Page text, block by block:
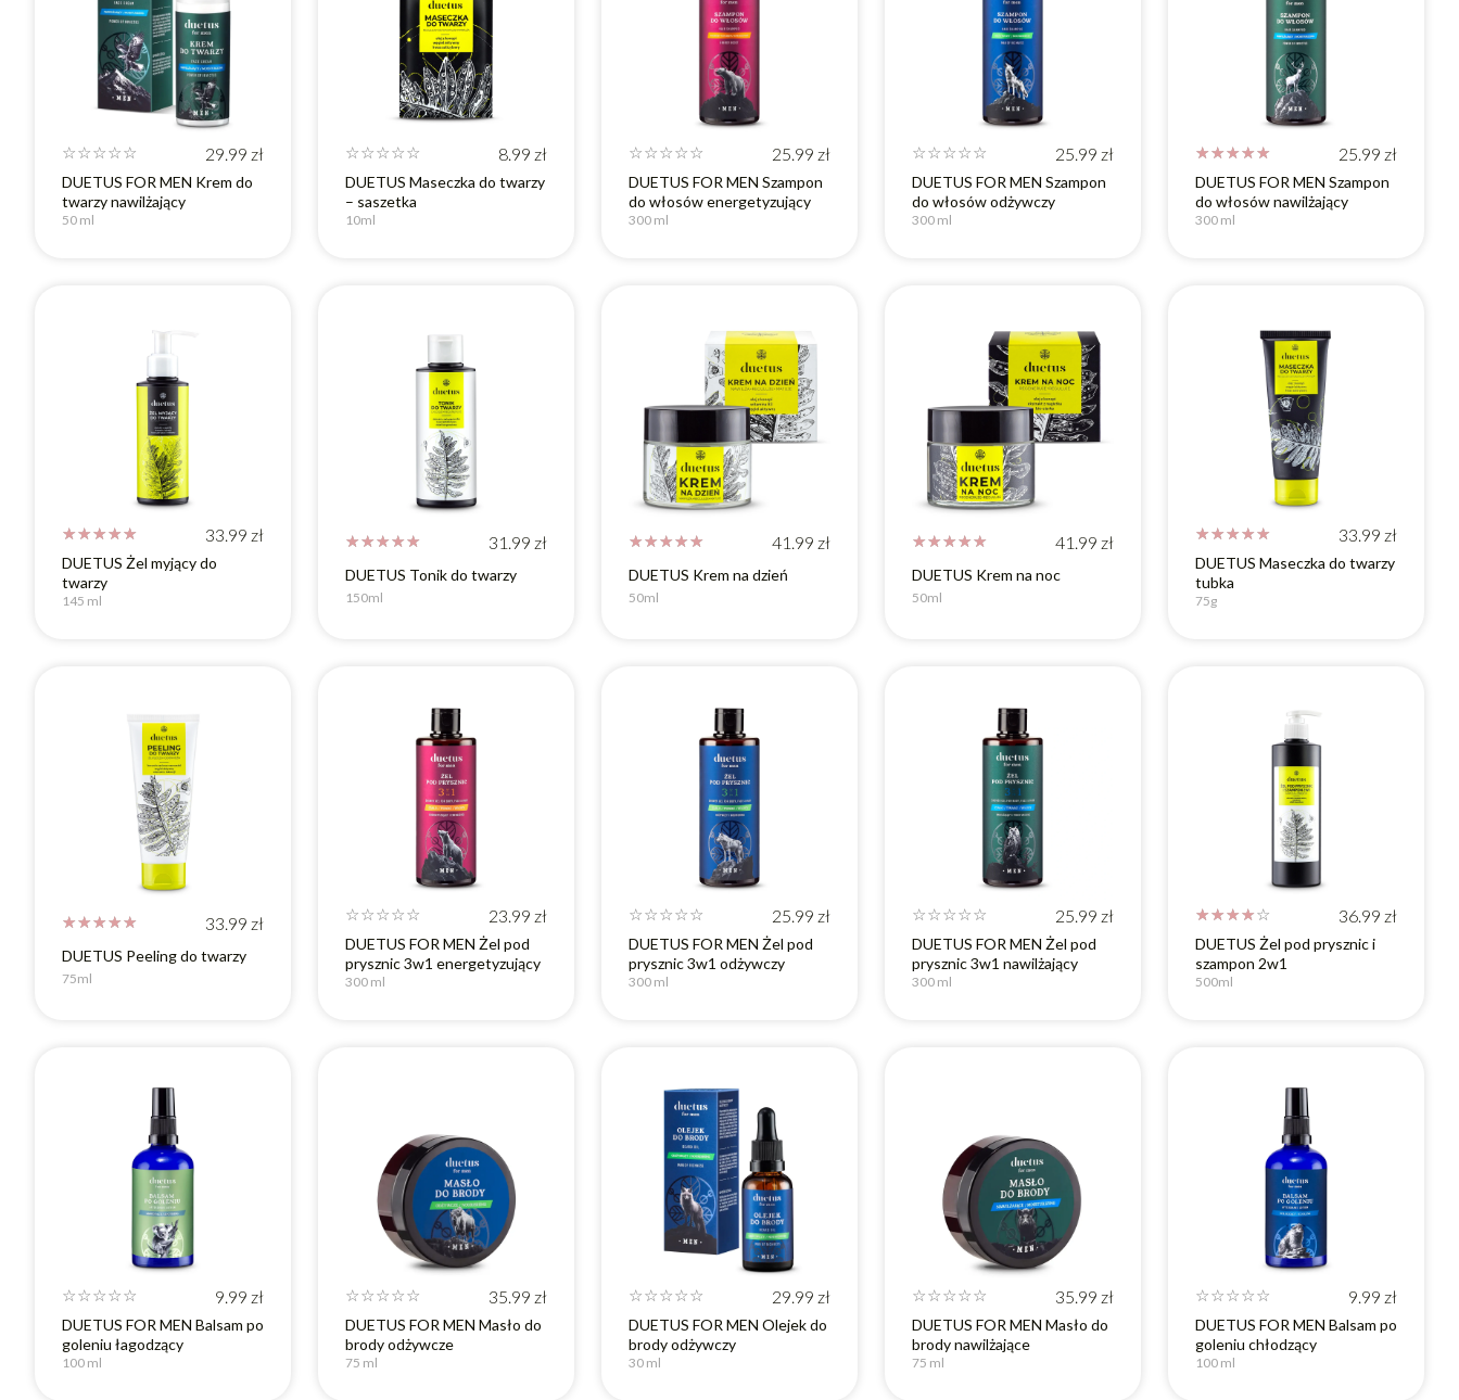
☆☆☆☆☆ 29.99 zł
DUETUS FOR MEN Krem do
twarzy nawilżający
50 ml
☆☆☆☆☆ 8.99 zł
DUETUS Maseczka do twarzy
– saszetka
10ml
☆☆☆☆☆ 25.99 zł
DUETUS FOR MEN Szampon
do włosów energetyzujący
300 ml
☆☆☆☆☆ 25.99 zł
DUETUS FOR MEN Szampon
do włosów odżywczy
300 ml
☆☆☆☆☆ 25.99 zł
DUETUS FOR MEN Szampon
do włosów nawilżający
300 ml
☆☆☆☆☆ 33.99 zł
DUETUS Żel myjący do
twarzy
145 ml
☆☆☆☆☆ 31.99 zł
DUETUS Tonik do twarzy
150ml
☆☆☆☆☆ 41.99 zł
DUETUS Krem na dzień
50ml
☆☆☆☆☆ 41.99 zł
DUETUS Krem na noc
50ml
☆☆☆☆☆ 33.99 zł
DUETUS Maseczka do twarzy
tubka
75g
☆☆☆☆☆ 33.99 zł
DUETUS Peeling do twarzy
75ml
☆☆☆☆☆ 23.99 zł
DUETUS FOR MEN Żel pod
prysznic 3w1 energetyzujący
300 ml
☆☆☆☆☆ 25.99 zł
DUETUS FOR MEN Żel pod
prysznic 3w1 odżywczy
300 ml
☆☆☆☆☆ 25.99 zł
DUETUS FOR MEN Żel pod
prysznic 3w1 nawilżający
300 ml
☆☆☆☆☆ 36.99 zł
DUETUS Żel pod prysznic i
szampon 2w1
500ml
☆☆☆☆☆ 9.99 zł
DUETUS FOR MEN Balsam po
goleniu łagodzący
100 ml
☆☆☆☆☆ 35.99 zł
DUETUS FOR MEN Masło do
brody odżywcze
75 ml
☆☆☆☆☆ 29.99 zł
DUETUS FOR MEN Olejek do
brody odżywczy
30 ml
☆☆☆☆☆ 35.99 zł
DUETUS FOR MEN Masło do
brody nawilżające
75 ml
☆☆☆☆☆ 9.99 zł
DUETUS FOR MEN Balsam po
goleniu chłodzący
100 ml